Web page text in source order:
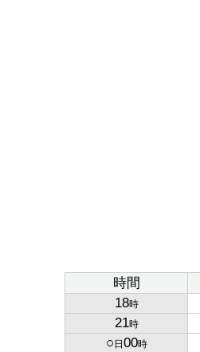
時間
18時
21時
○ 日 00時